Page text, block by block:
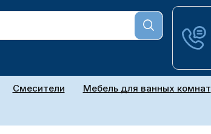
Смесители Мебель для ванных комнат